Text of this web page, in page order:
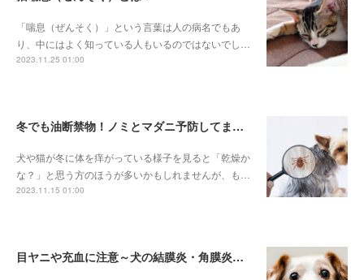
「喘息（ぜんそく）」という言葉は人の病名でもあ
り、中にはよく知っている人もいるのではないでし…
2023.11.25 01:00
冬でも油断禁物！ノミとマダニ予防してますか？
犬や猫が冬に体を痒がっている様子を見ると「乾燥か
な？」と思う方のほうが多いかもしれませんが、も…
2023.11.15 01:00
目ヤニや充血に注意～犬の結膜炎・角膜炎について～